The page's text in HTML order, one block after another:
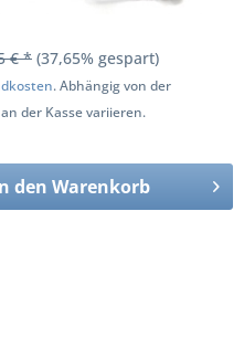
€ * (37,65% gespart)
. Abhängig von der
der Kasse variieren.
den Warenkorb